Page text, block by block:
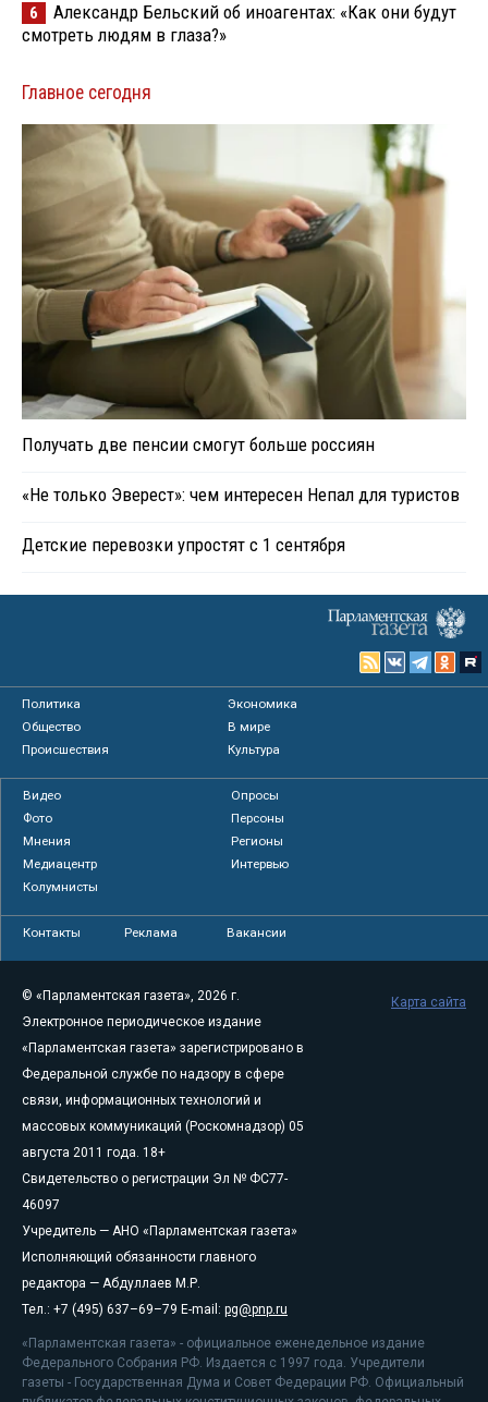
6
Александр Бельский об иноагентах: «Как они будут
смотреть людям в глаза?»
Главное сегодня
Получать две пенсии смогут больше россиян
«Не только Эверест»: чем интересен Непал для туристов
Детские перевозки упростят с 1 сентября
Политика
Экономика
Общество
В мире
Происшествия
Культура
Видео
Опросы
Фото
Персоны
Мнения
Регионы
Медиацентр
Интервью
Колумнисты
Контакты Реклама Вакансии
© «Парламентская газета», 2026 г.
Электронное периодическое издание
«Парламентская газета» зарегистрировано в
Федеральной службе по надзору в сфере
связи, информационных технологий и
массовых коммуникаций (Роскомнадзор) 05
августа 2011 года. 18+
Свидетельство о регистрации Эл № ФС77-
46097
Учредитель — АНО «Парламентская газета»
Исполняющий обязанности главного
редактора — Абдуллаев М.Р.
Тел.: +7 (495) 637–69–79 E-mail: pg@pnp.ru
«Парламентская газета» - официальное еженедельное издание
Федерального Собрания РФ. Издается с 1997 года. Учредители
газеты - Государственная Дума и Совет Федерации РФ. Официальный
Карта сайта